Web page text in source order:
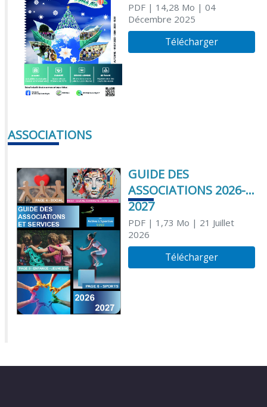
PDF| 14,28 Mo | 04
Décembre 2025
Télécharger
ASSOCIATIONS
GUIDE DES
ASSOCIATIONS 2026-
2027
PDF| 1,73 Mo | 21 Juillet
2026
Télécharger